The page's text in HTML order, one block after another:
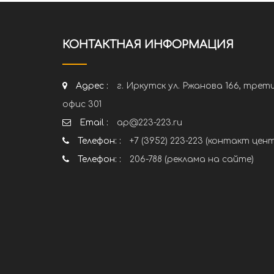
КОНТАКТНАЯ ИНФОРМАЦИЯ
Адрес :
г. Иркутск ул. Ржанова 166,
офис 301
Email :
ap@223-223.ru
Телефон: :
+7 (3952) 223-223 (контакт
Телефон: :
206-788 (реклама на сайте)